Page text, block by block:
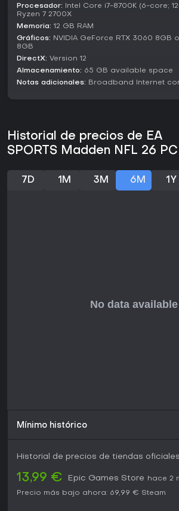
climáticos, sobre todo si las entregas
parecieron escasas en innovación. El
incluye actualizaciones de ratings de
eventos reales de la NFL, manteniendo la
brinda un valor sólido en su estado
interés esté en el gameplay táctico más
casuales rápidas.
Procesador: Intel Core i7-8700K (6-core;
Ryzen 7 2700X
Memoria: 12 GB RAM
Gráficos: NVIDIA GeForce RTX 3060 8GB
8GB
DirectX: Version 12
Almacenamiento: 65 GB available space
Notas adicionales: Broadband Internet
Historial de precios de EA
SPORTS Madden NFL 26 PC
7D 1M 3M 6M 1Y
Mínimo histórico
Historial de precios de tiendas oficiales
13,99 € Epic Games Store
hace 2
Precio más bajo ahora: 69,99 € Steam